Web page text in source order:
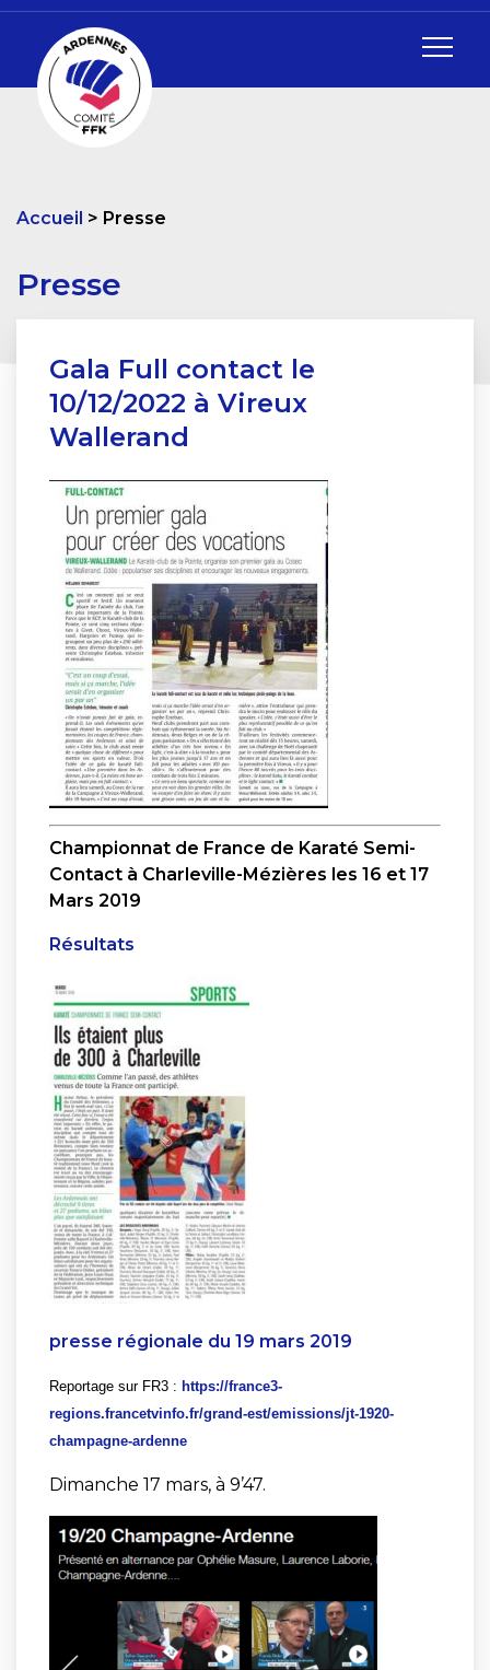
Accueil Presse
Presse
Gala Full contact le
10/12/2022 à Vireux
Wallerand
Championnat de France de Karaté Semi-
Contact à Charleville-Mézières les 16 et 17
Mars 2019
Résultats
presse régionale du 19 mars 2019
Reportage sur FR3 : https://france3-
regions.francetvinfo.fr/grand-est/emissions/jt-1920-
champagne-ardenne
Dimanche 17 mars, à 9’47.